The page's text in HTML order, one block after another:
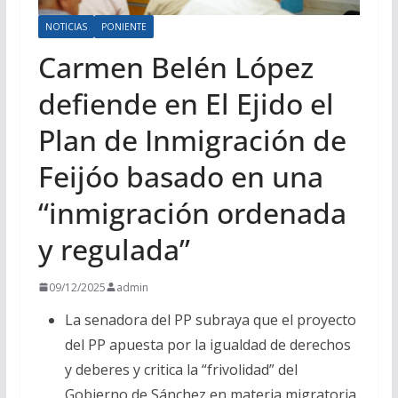
NOTICIAS PONIENTE
Carmen Belén López
defiende en El Ejido el
Plan de Inmigración de
Feijóo basado en una
“inmigración ordenada
y regulada”
09/12/2025 admin
La senadora del PP subraya que el proyecto
del PP apuesta por la igualdad de derechos
y deberes y critica la “frivolidad” del